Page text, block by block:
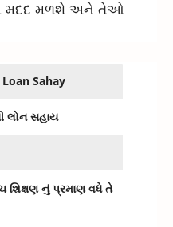
મદદ મળશે અને તેઓ
Sahay
લોન સહાય
શિક્ષણ નું પ્રમાણ વધે તે